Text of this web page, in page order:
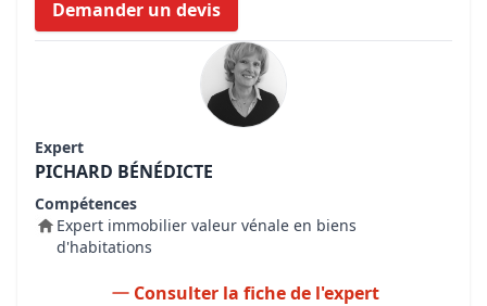
Demander un devis
Expert
PICHARD BÉNÉDICTE
Compétences
Expert immobilier valeur vénale en biens
d'habitations
Consulter la fiche de l'expert